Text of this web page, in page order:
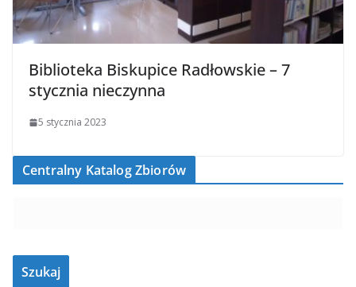
Biblioteka Biskupice Radłowskie – 7
stycznia nieczynna
5 stycznia 2023
Centralny Katalog Zbiorów